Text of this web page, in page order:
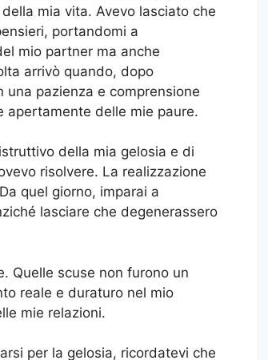
mia vita. Avevo lasciato che
portandomi a
mio partner ma anche
arrivò quando, dopo
una pazienza e comprensione
apertamente delle mie paure.
della mia gelosia e di
risolvere. La realizzazione
quel giorno, imparai a
lasciare che degenerassero
Quelle scuse non furono un
reale e duraturo nel mio
mie relazioni.
per la gelosia, ricordatevi che